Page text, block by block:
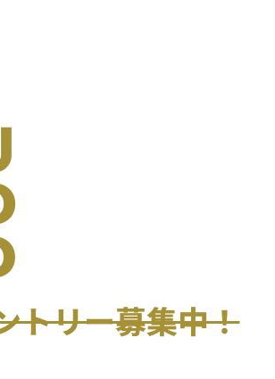
トリー募集中！